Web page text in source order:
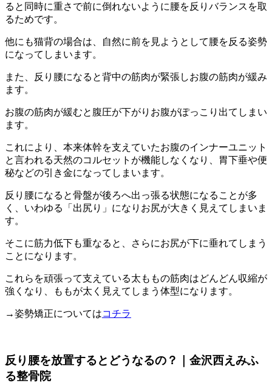
ると同時に重さで前に倒れないように腰を反りバランスを取
るためです。
他にも猫背の場合は、自然に前を見ようとして腰を反る姿勢
になってしまいます。
また、反り腰になると背中の筋肉が緊張しお腹の筋肉が緩み
ます。
お腹の筋肉が緩むと腹圧が下がりお腹がぽっこり出てしまい
ます。
これにより、本来体幹を支えていたお腹のインナーユニット
と言われる天然のコルセットが機能しなくなり、胃下垂や便
秘などの引き金になってしまいます。
反り腰になると骨盤が後ろへ出っ張る状態になることが多
く、いわゆる「出尻り」になりお尻が大きく見えてしまいま
す。
そこに筋力低下も重なると、さらにお尻が下に垂れてしまう
ことになります。
これらを頑張って支えている太ももの筋肉はどんどん収縮が
強くなり、ももが太く見えてしまう体型になります。
→姿勢矯正についてはコチラ
反り腰を放置するとどうなるの？｜金沢西えみふ
る整骨院